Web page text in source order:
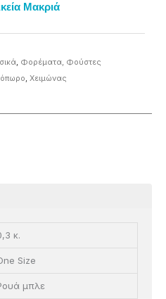
Μακριά
, Φορέματα, Φούστες
, Χειμώνας
κ.
Size
μπλε